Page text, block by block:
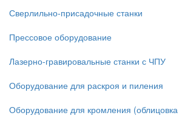
Сверлильно-присадочные станки
Прессовое оборудование
Лазерно-гравировальные станки с ЧПУ
Оборудование для раскроя и пиления
Оборудование для кромления